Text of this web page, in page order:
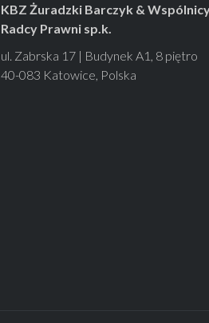
KBZ Żuradzki Barczyk &
Radcy Prawni sp.k.
ul. Zabrska 17 | Budynek A1, 8 piętro
40-083 Katowice, Polska